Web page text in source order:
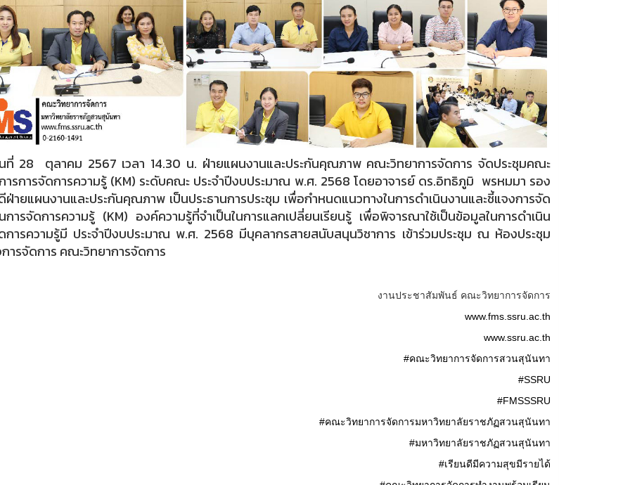
ตุลาคม 2567 เวลา 14.30 น. ฝ่ายแผนงานและประกันคุณภาพ คณะวิทยาการจัดการ จัดประชุมคณะ
ารการจัดการความรู้ (KM) ระดับคณะ ประจำปีงบประมาณ พ.ศ. 2568 โดยอาจารย์ ดร.อิทธิภูมิ พรหมมา รอง
ายแผนงานและประกันคุณภาพ เป็นประธานการประชุม เพื่อกำหนดแนวทางในการดำเนินงานและชี้แจงการจัด
การจัดการความรู้ (KM) องค์ความรู้ที่จำเป็นในการแลกเปลี่ยนเรียนรู้ เพื่อพิจารณาใช้เป็นข้อมูลในการดำเนิน
การความรู้มี ประจำปีงบประมาณ พ.ศ. 2568 มีบุคลากรสายสนับสนุนวิชาการ เข้าร่วมประชุม ณ ห้องประชุม
การจัดการ คณะวิทยาการจัดการ
งานประชาสัมพันธ์ คณะวิทยาการจัดการ
www.fms.ssru.ac.th
www.ssru.ac.th
#คณะวิทยาการจัดการสวนสุนันทา
#SSRU
#FMSSSRU
#คณะวิทยาการจัดการมหาวิทยาลัยราชภัฏสวนสุนันทา
#มหาวิทยาลัยราชภัฏสวนสุนันทา
#เรียนดีมีความสุขมีรายได้